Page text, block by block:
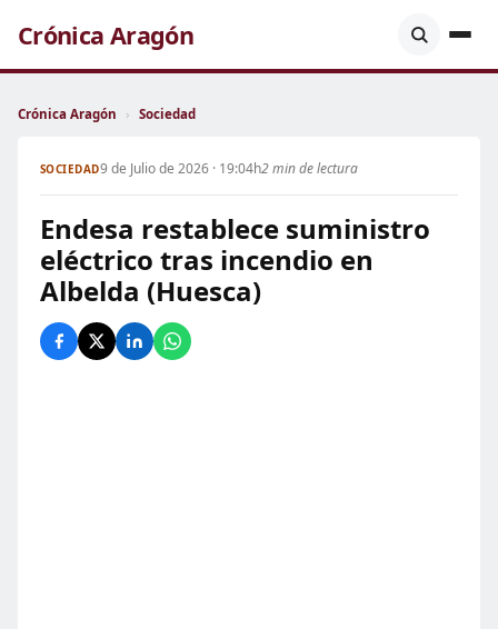
Crónica Aragón
Crónica Aragón › Sociedad
SOCIEDAD9 de Julio de 2026 · 19:04h2 min de lectura
Endesa restablece suministro
eléctrico tras incendio en
Albelda (Huesca)